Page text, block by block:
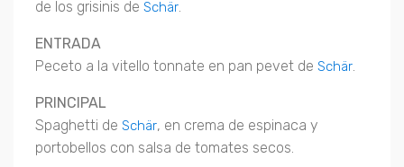
de los grisinis de Schär.
ENTRADA
Peceto a la vitello tonnate en pan pevet de Schär.
PRINCIPAL
Spaghetti de Schär, en crema de espinaca y
portobellos con salsa de tomates secos.